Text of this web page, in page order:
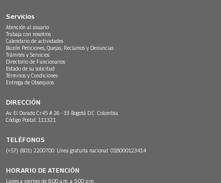
Servicios
Atención al usuario
Trabaja con nosotros
Calendario de actividades
Buzón Peticiones, Quejas, Reclamos y Denuncias
Trámites y Servicios
Directorio de Funcionarios
Estado de su solicitud
Términos y Condiciones
Entrega de Obsequios
DIRECCIÓN
Av. El Dorado Cr.45 # 26 - 33 Bogotá D.C. Colombia.
Código Postal: 111321
TELÉFONOS
(+57) (601) 2200700. Línea gratuita nacional: 018000123414
HORARIO DE ATENCIÓN
Lunes a viernes de 8:00 a.m. a 5:00 p.m.